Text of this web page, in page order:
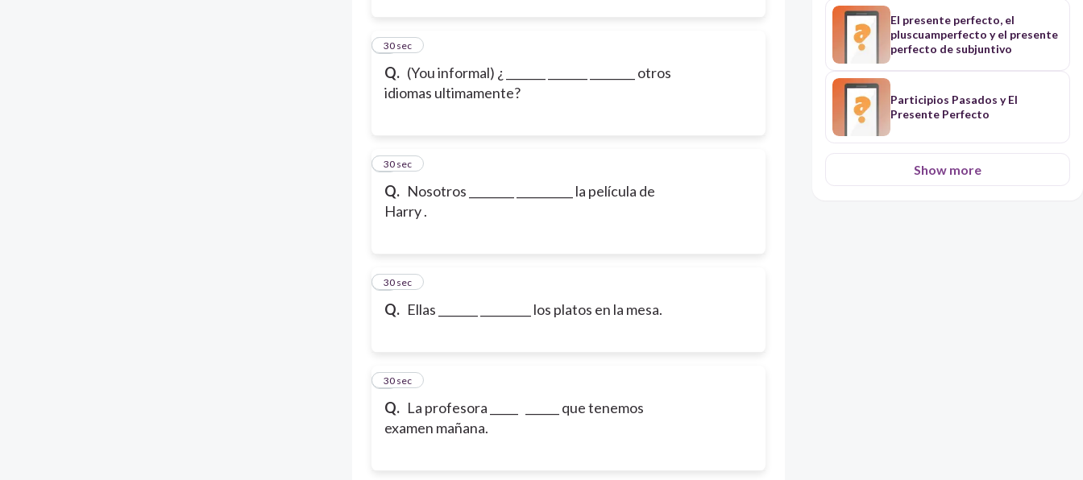
Q. (You informal) ¿ _______ _______ ________ otros
idiomas ultimamente?
5
30 sec
Q. Nosotros ________ __________ la película de
Harry .
6
30 sec
Q. Ellas _______ _________ los platos en la mesa.
7
30 sec
Q. La profesora _____ ______ que tenemos
examen mañana.
8
30 sec
El presente perfecto, el
pluscuamperfecto y el presente
perfecto de subjuntivo
Participios Pasados y El
Presente Perfecto
Show more